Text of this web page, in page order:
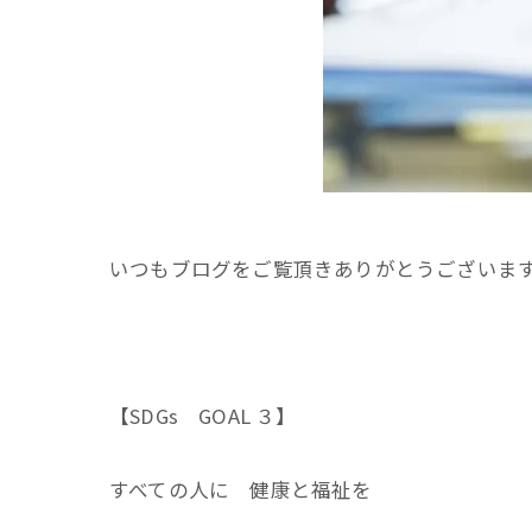
いつもブログをご覧頂きありがとうございま
【SDGs GOAL ３】
すべての人に 健康と福祉を